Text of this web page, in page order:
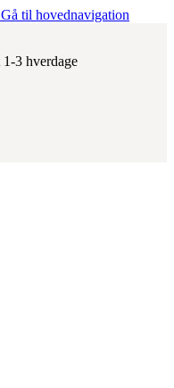
Gå til hovednavigation
3 hverdage